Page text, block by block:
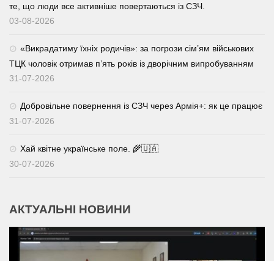
те, що люди все активніше повертаються із СЗЧ.
03-08-2026
«Викрадатиму їхніх родичів»: за погрози сім’ям військових
ТЦК чоловік отримав п’ять років із дворічним випробуванням
31-07-2026
Добровільне повернення із СЗЧ через Армія+: як це працює
31-07-2026
Хай квітне українське поле. 🌾🇺🇦
30-07-2026
АКТУАЛЬНІ НОВИНИ